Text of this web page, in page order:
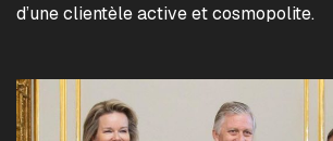
d’une clientèle active et cosmopolite.